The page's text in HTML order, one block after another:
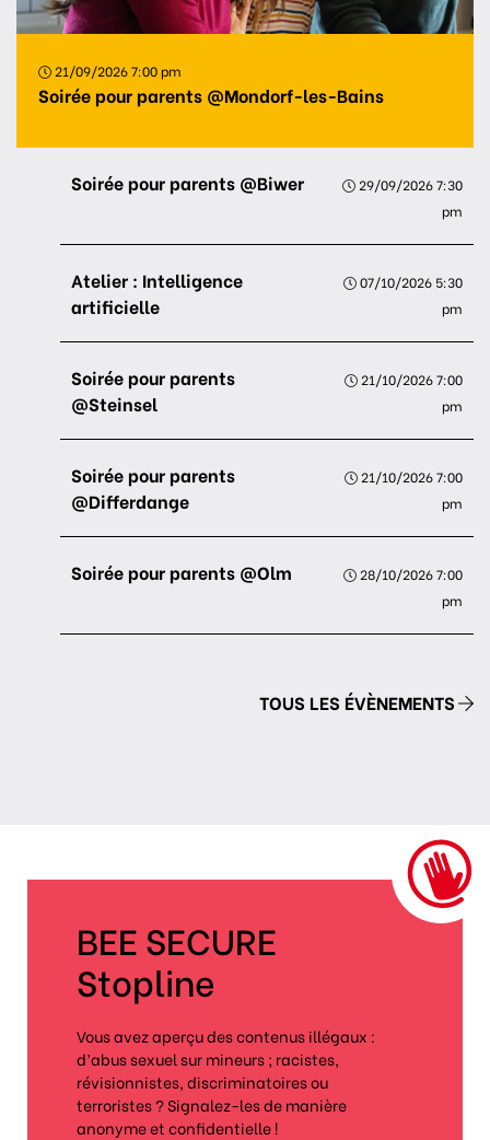
21/09/2026 7:00 pm
Soirée pour parents @Mondorf-les-Bains
Soirée pour parents @Biwer
29/09/2026 7:30
pm
Atelier : Intelligence
artificielle
07/10/2026 5:30
pm
Soirée pour parents
@Steinsel
21/10/2026 7:00
pm
Soirée pour parents
@Differdange
21/10/2026 7:00
pm
Soirée pour parents @Olm
28/10/2026 7:00
pm
TOUS LES ÉVÈNEMENTS
BEE SECURE
Stopline
Vous avez aperçu des contenus illégaux :
d’abus sexuel sur mineurs ; racistes,
révisionnistes, discriminatoires ou
terroristes ? Signalez-les de manière
anonyme et confidentielle !